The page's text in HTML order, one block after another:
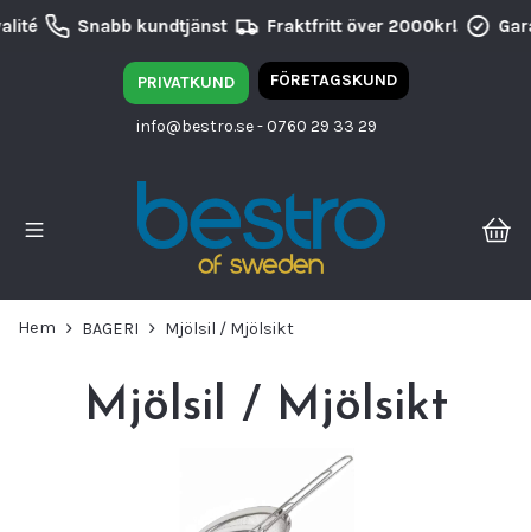
Snabb kundtjänst Fraktfritt över 2000kr!
PRIVATKUND FÖRETAGSKUND
info@bestro.se- 0760 29 33 29
Hem BAGERI Mjölsil / Mjölsikt
Mjölsil / Mjölsikt